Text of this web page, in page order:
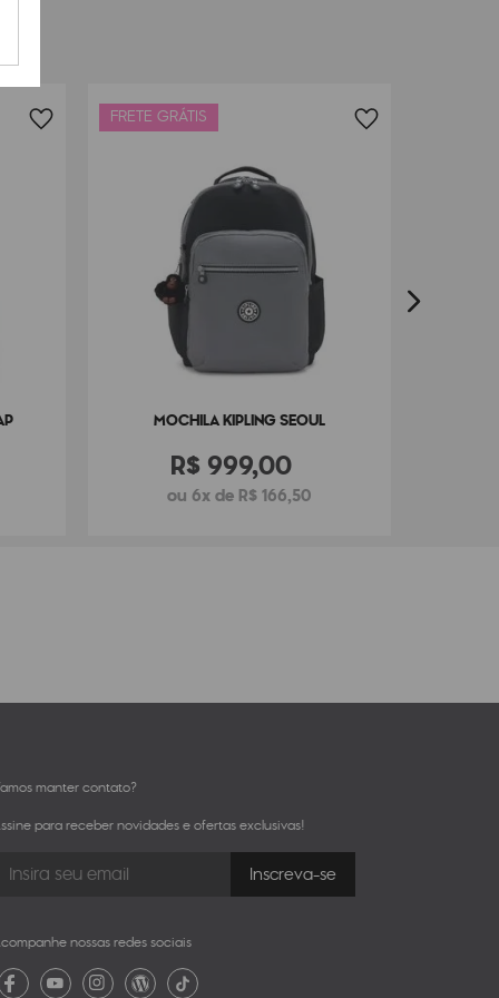
FRETE GRÁTIS
MOCHILA KIPLING SEOUL
R$ 999,00
ou 6x de R$ 166,50
manter contato?
para receber novidades e ofertas exclusivas!
nossas redes sociais